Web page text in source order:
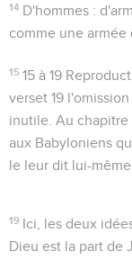
14 D'hommes :
comme une armée
15 15 à 19
verset 19
inutile. Au chapitre
aux Babyloniens
le leur dit lui-
19 Ici, les deux
Dieu est la part de